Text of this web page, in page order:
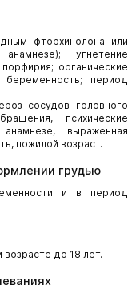
фторхинолона или
угнетение
органические
период
сосудов головного
психические
выраженная
пожилой возраст.
грудью
и в период
до 18 лет.